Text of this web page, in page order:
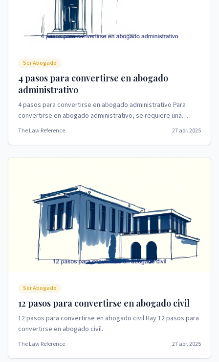
Ser Abogado
4 pasos para convertirse en abogado
administrativo
4 pasos para convertirse en abogado administrativo Para
convertirse en abogado administrativo, se requiere una
licenciatura, sobresalir en el LSAT, inscribir...
The Law Reference 27 abr. 2025
Ser Abogado
12 pasos para convertirse en abogado civil
12 pasos para convertirse en abogado civil Hay 12 pasos para
convertirse en abogado civil.
The Law Reference 27 abr. 2025